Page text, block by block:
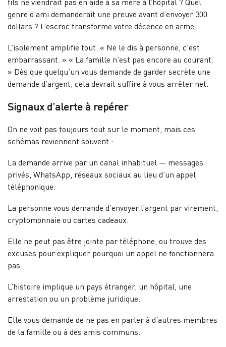
genre d’ami demanderait une preuve avant d’envoyer 300
dollars ? L’escroc transforme votre décence en arme.
L’isolement amplifie tout. « Ne le dis à personne, c’est
embarrassant. » « La famille n’est pas encore au courant.
» Dès que quelqu’un vous demande de garder secrète une
demande d’argent, cela devrait suffire à vous arrêter net.
Signaux d’alerte à repérer
On ne voit pas toujours tout sur le moment, mais ces
schémas reviennent souvent :
La demande arrive par un canal inhabituel — messages
privés, WhatsApp, réseaux sociaux au lieu d’un appel
téléphonique.
La personne vous demande d’envoyer l’argent par virement,
cryptomonnaie ou cartes cadeaux.
Elle ne peut pas être jointe par téléphone, ou trouve des
excuses pour expliquer pourquoi un appel ne fonctionnera
pas.
L’histoire implique un pays étranger, un hôpital, une
arrestation ou un problème juridique.
Elle vous demande de ne pas en parler à d’autres membres
de la famille ou à des amis communs.